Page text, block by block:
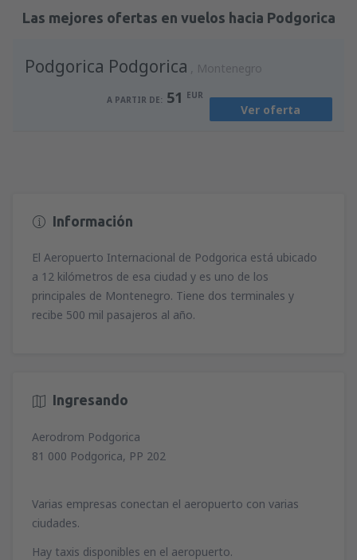
Revisa los detalles
Las mejores ofertas en vuelos hacia Podgorica
Podgorica Podgorica Montenegro
A PARTIR DE: 51 EUR
Ver oferta
Información
El Aeropuerto Internacional de Podgorica está ubicado
a 12 kilómetros de esa ciudad y es uno de los
principales de Montenegro. Tiene dos terminales y
recibe 500 mil pasajeros al año.
Ingresando
Aerodrom Podgorica
81 000 Podgorica, PP 202
Varias empresas conectan el aeropuerto con varias
ciudades.
Hay taxis disponibles en el aeropuerto.